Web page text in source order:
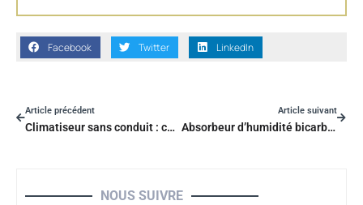
Facebook Twitter LinkedIn
Article précédent
Climatiseur sans conduit : comment fonctionne le système à évaporation ?
Article suivant
Absorbeur d’humidité bicarbonate de soude : la méthode naturelle pour assainir la maison
NOUS SUIVRE